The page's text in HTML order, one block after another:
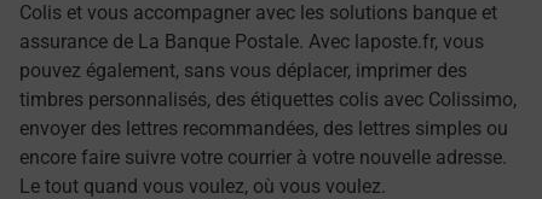
Colis et vous accompagner avec les solutions banque et
assurance de La Banque Postale. Avec laposte.fr, vous
pouvez également, sans vous déplacer, imprimer des
timbres personnalisés, des étiquettes colis avec Colissimo,
envoyer des lettres recommandées, des lettres simples ou
encore faire suivre votre courrier à votre nouvelle adresse.
Le tout quand vous voulez, où vous voulez.